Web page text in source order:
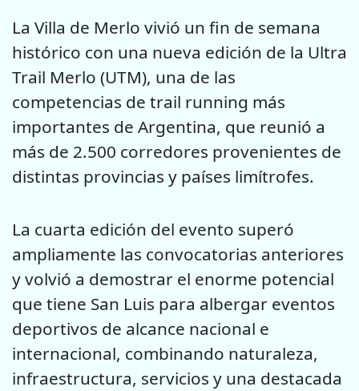
La Villa de Merlo vivió un fin de semana
histórico con una nueva edición de la Ultra
Trail Merlo (UTM), una de las
competencias de trail running más
importantes de Argentina, que reunió a
más de 2.500 corredores provenientes de
distintas provincias y países limítrofes.
La cuarta edición del evento superó
ampliamente las convocatorias anteriores
y volvió a demostrar el enorme potencial
que tiene San Luis para albergar eventos
deportivos de alcance nacional e
internacional, combinando naturaleza,
infraestructura, servicios y una destacada